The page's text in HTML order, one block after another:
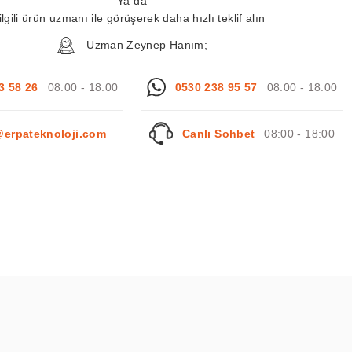
ilgili ürün uzmanı ile görüşerek daha hızlı teklif alın
Uzman Zeynep Hanım;
58 26 08:00 - 18:00 0530 238 95 57 08:00 - 18:00
Canlı Sohbet 08:00 - 18:00